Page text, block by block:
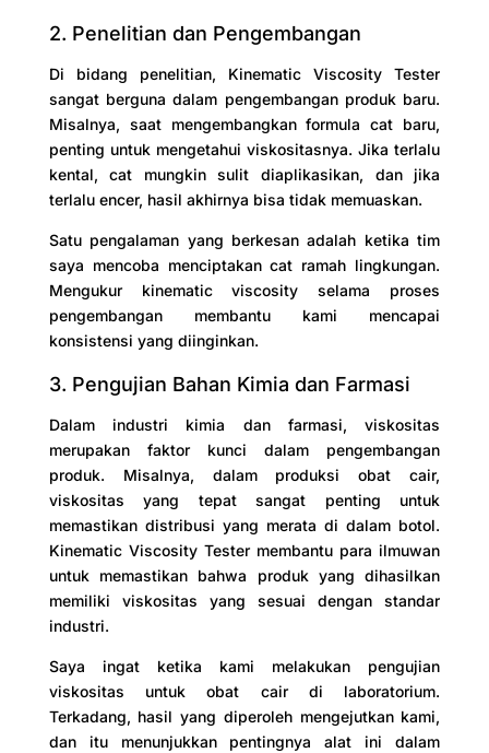
2. Penelitian dan Pengembangan
Di bidang penelitian, Kinematic Viscosity Tester
sangat berguna dalam pengembangan produk baru.
Misalnya, saat mengembangkan formula cat baru,
penting untuk mengetahui viskositasnya. Jika terlalu
kental, cat mungkin sulit diaplikasikan, dan jika
terlalu encer, hasil akhirnya bisa tidak memuaskan.
Satu pengalaman yang berkesan adalah ketika tim
saya mencoba menciptakan cat ramah lingkungan.
Mengukur kinematic viscosity selama proses
pengembangan membantu kami mencapai
konsistensi yang diinginkan.
3. Pengujian Bahan Kimia dan Farmasi
Dalam industri kimia dan farmasi, viskositas
merupakan faktor kunci dalam pengembangan
produk. Misalnya, dalam produksi obat cair,
viskositas yang tepat sangat penting untuk
memastikan distribusi yang merata di dalam botol.
Kinematic Viscosity Tester membantu para ilmuwan
untuk memastikan bahwa produk yang dihasilkan
memiliki viskositas yang sesuai dengan standar
industri.
Saya ingat ketika kami melakukan pengujian
viskositas untuk obat cair di laboratorium.
Terkadang, hasil yang diperoleh mengejutkan kami,
dan itu menunjukkan pentingnya alat ini dalam